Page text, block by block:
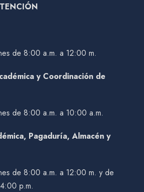
de 8:00 a.m. a 12:00 m.
y Coordinación de
de 8:00 a.m. a 10:00 a.m.
Pagaduría, Almacén y
de 8:00 a.m. a 12:00 m. y de
p.m.